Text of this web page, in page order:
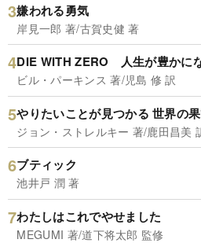
嫌われる勇気
岸見一郎 著/古賀史健 著
DIE WITH ZERO 人生が豊かに
ビル・パーキンス 著/児島 修 訳
やりたいことが見つかる 世界の
ジョン・ストレルキー 著/鹿田昌美
ブティック
池井戸 潤 著
わたしはこれでやせました
MEGUMI 著/道下将太郎 監修